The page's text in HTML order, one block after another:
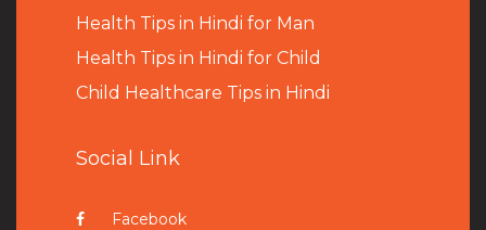
Health Tips in Hindi for Man
Health Tips in Hindi for Child
Child Healthcare Tips in Hindi
Social Link
Facebook